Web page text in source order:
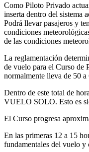
Como Piloto Privado
inserta dentro del sistema
Podrá llevar pasajeros y
condiciones
de las condiciones
La reglamentación
de vuelo para el Curso de
normalmente lleva de 50 a
Dentro de este total de
VUELO SOLO. Esto es
El Curso progresa
En las primeras 12 a 15
fundamentales del vuelo